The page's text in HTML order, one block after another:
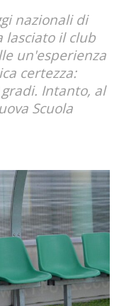
nazionali di
lasciato il club
un'esperienza
certezza:
Intanto, al
Scuola